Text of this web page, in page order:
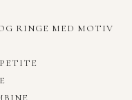
RINGE MED MOTIV